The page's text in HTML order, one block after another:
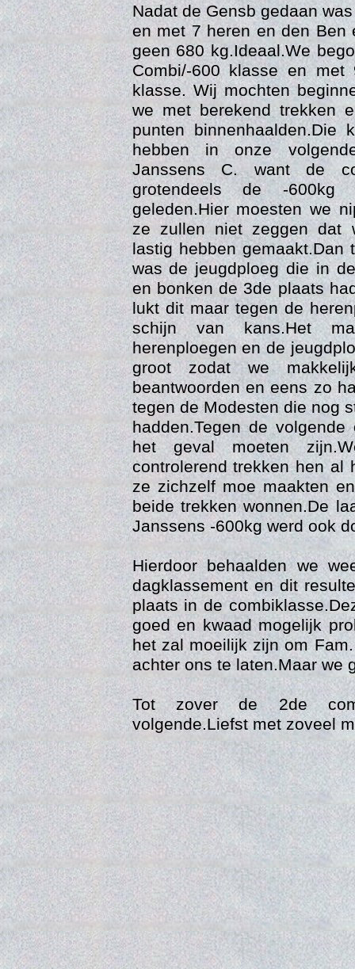
Nadat de Gensb gedaan
en met 7 heren en den Ben
geen 680 kg.Ideaal.We
Combi/-600 klasse en
klasse. Wij mochten
we met berekend trekken
punten binnenhaalden.Die
hebben in onze
Janssens C. want de
grotendeels de -
geleden.Hier moesten we
ze zullen niet zeggen dat
lastig hebben gemaakt.Dan
was de jeugdploeg die in
en bonken de 3de plaats
lukt dit maar tegen de
schijn van kans.Het
herenploegen en de
groot zodat we
beantwoorden en eens zo
tegen de Modesten die nog
hadden.Tegen de
het geval moeten
controlerend trekken hen al
ze zichzelf moe maakten
beide trekken wonnen.De
Janssens -600kg werd ook
Hierdoor behaalden we
dagklassement en dit
plaats in de
goed en kwaad mogelijk
het zal moeilijk zijn om
achter ons te laten.Maar we
Tot zover de 2de
volgende.Liefst met zoveel